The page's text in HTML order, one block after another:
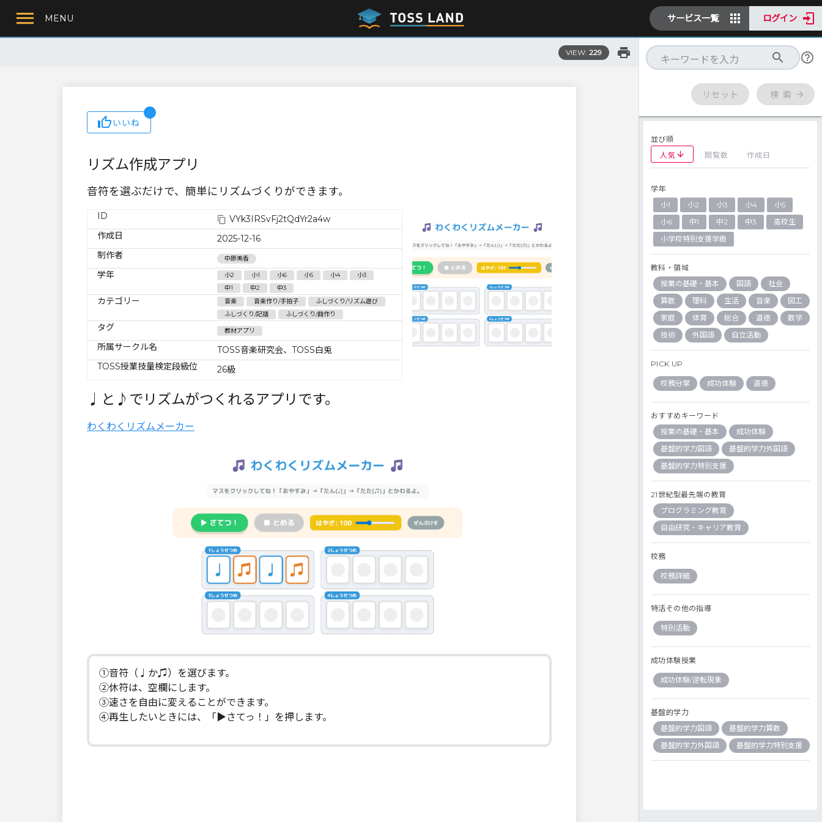
MENU サービス一覧 ログイン
VIEW: 229
いいね
リズム作成アプリ
音符を選ぶだけで、簡単にリズムづくりができます。
ID
VYk3IRSvFj2tQdYr2a4w
作成日
2025-12-16
制作者
中原美香
学年 小2 小1 小6 小5 小4
小3
中1
中2 中3
カテゴリー 音楽 音楽作り/手拍子
ふしづくり/リズム遊び
ふしづくり/記譜
ふしづくり/曲作り
タグ 教材アプリ
所属サークル名
TOSS音楽研究会、TOSS白兎
TOSS授業技量検定段級位
26級
♩と♪でリズムがつくれるアプリです。
わくわくリズムメーカー
①音符（♩か♫）を選びます。
②休符は、空欄にします。
③速さを自由に変えることができます。
④再生したいときには、「▶さてっ！」を押します。
リセット 検 索
並び順
人気
閲覧数 作成日
学年
小1
小2 小3 小4
小5
小6
中1 中2 中3
高校生
小学校特別支援学級
教科・領域
授業の基礎・基本
国語
社会
算数
理科 生活 音楽
図工
家庭
体育 総合 道徳
数学
技術
外国語 自立活動
PICK UP
校務分掌 成功体験 道徳
おすすめキーワード
授業の基礎・基本
成功体験
基盤的学力国語
基盤的学力外国語
基盤的学力特別支援
21世紀型最先端の教育
プログラミング教育
自由研究・キャリア教育
校務
校務詳細
特活その他の指導
特別活動
成功体験授業
成功体験/逆転現象
基盤的学力
基盤的学力国語
基盤的学力算数
基盤的学力外国語
基盤的学力特別支援